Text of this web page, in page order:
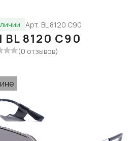
Арт. BL 8120 C90
BL 8120 C90
(0 отзывов)